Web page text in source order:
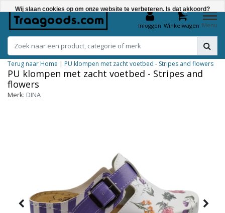
Inloggen
0
Winkelwagen Menu
Terug naar Home | PU klompen met zacht voetbed - Stripes and flowers
PU klompen met zacht voetbed - Stripes and
flowers
Merk: DINA
Wij slaan cookies op om onze website te verbeteren. Is dat akkoord?
Nee
Meer over cookies »